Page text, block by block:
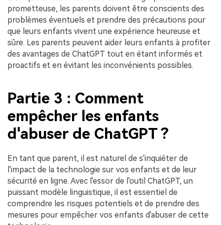
prometteuse, les parents doivent être conscients des
problèmes éventuels et prendre des précautions pour
que leurs enfants vivent une expérience heureuse et
sûre. Les parents peuvent aider leurs enfants à profiter
des avantages de ChatGPT tout en étant informés et
proactifs et en évitant les inconvénients possibles.
Partie 3 : Comment
empêcher les enfants
d'abuser de ChatGPT ?
En tant que parent, il est naturel de s'inquiéter de
l'impact de la technologie sur vos enfants et de leur
sécurité en ligne. Avec l'essor de l'outil ChatGPT, un
puissant modèle linguistique, il est essentiel de
comprendre les risques potentiels et de prendre des
mesures pour empêcher vos enfants d'abuser de cette